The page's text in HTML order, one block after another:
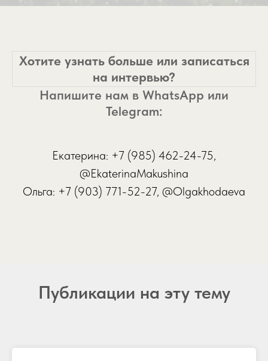
Хотите узнать больше или записаться
на интервью?
Напишите нам в WhatsApp или
Telegram:
Екатерина: +7 (985) 462-24-75,
@EkaterinaMakushina
Ольга: +7 (903) 771-52-27, @Olgakhodaeva
Публикации на эту тему